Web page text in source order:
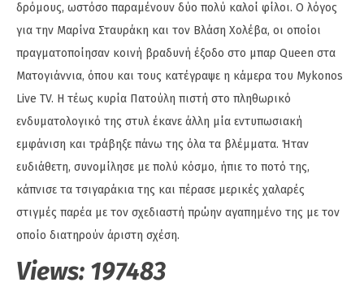
δρόμους, ωστόσο παραμένουν δύο πολύ καλοί φίλοι. Ο λόγος
για την Μαρίνα Σταυράκη και τον Βλάση Χολέβα, οι οποίοι
πραγματοποίησαν κοινή βραδυνή έξοδο στο μπαρ Queen στα
Ματογιάννια, όπου και τους κατέγραψε η κάμερα του Mykonos
Live TV. H τέως κυρία Πατούλη πιστή στο πληθωρικό
ενδυματολογικό της στυλ έκανε άλλη μία εντυπωσιακή
εμφάνιση και τράβηξε πάνω της όλα τα βλέμματα. Ήταν
ευδιάθετη, συνομίλησε με πολύ κόσμο, ήπιε το ποτό της,
κάπνισε τα τσιγαράκια της και πέρασε μερικές χαλαρές
στιγμές παρέα με τον σχεδιαστή πρώην αγαπημένο της με τον
οποίο διατηρούν άριστη σχέση.
Views: 197483